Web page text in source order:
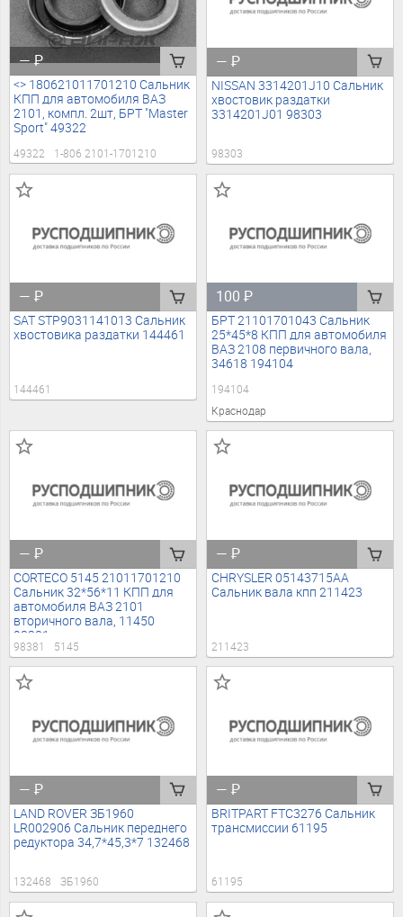
—₽
<> 180621011701210 Сальник
КПП для автомобиля ВАЗ
2101, компл. 2шт, БРТ "Master
Sport" 49322
49322 1-806 2101-1701210
—₽
NISSAN 3314201J10 Сальник
хвостовик раздатки
3314201J01 98303
98303
—₽
SAT STP9031141013 Сальник
хвостовика раздатки 144461
144461
100₽
БРТ 21101701043 Сальник
25*45*8 КПП для автомобиля
ВАЗ 2108 первичного вала,
34618 194104
194104
Краснодар
—₽
CORTECO 5145 21011701210
Сальник 32*56*11 КПП для
автомобиля ВАЗ 2101
вторичного вала, 11450
98381
98381 5145
—₽
CHRYSLER 05143715AA
Сальник вала кпп 211423
211423
—₽
LAND ROVER ЗБ1960
LR002906 Сальник переднего
редуктора 34,7*45,3*7 132468
132468 ЗБ1960
—₽
BRITPART FTC3276 Сальник
трансмиссии 61195
61195